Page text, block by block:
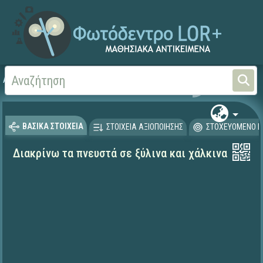
Αρχική
ΒΑΣΙΚΑ ΣΤΟΙΧΕΙΑ ΣΤΟΙΧΕΙΑ ΑΞΙΟΠΟΙΗΣΗΣ ΣΤΟΧΕΥΟΜΕΝΟ
Διακρίνω τα πνευστά σε ξύλινα και χάλκινα